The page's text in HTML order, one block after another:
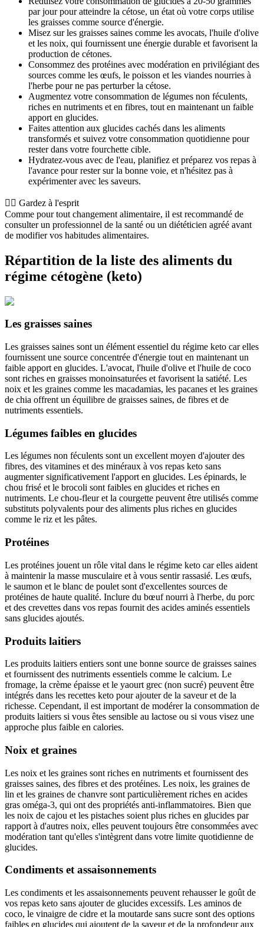
par jour pour atteindre la cétose, un état où votre corps utilise
les graisses comme source d'énergie.
Misez sur les graisses saines comme les avocats, l'huile d'olive
et les noix, qui fournissent une énergie durable et favorisent la
production de cétones.
Consommez des protéines avec modération en privilégiant des
sources comme les œufs, le poisson et les viandes nourries à
l'herbe pour ne pas perturber la cétose.
Augmentez votre consommation de légumes non féculents,
riches en nutriments et en fibres, tout en maintenant un faible
apport en glucides.
Faites attention aux glucides cachés dans les aliments
transformés et suivez votre consommation quotidienne pour
rester dans votre fourchette cible.
Hydratez-vous avec de l'eau, planifiez et préparez vos repas à
l'avance pour rester sur la bonne voie, et n'hésitez pas à
expérimenter avec les saveurs.
👨‍⚕️️ Gardez à l'esprit
Comme pour tout changement alimentaire, il est recommandé de
consulter un professionnel de la santé ou un diététicien agréé avant
de modifier vos habitudes alimentaires.
Répartition de la liste des aliments du
régime cétogène (keto)
Les graisses saines
Les graisses saines sont un élément essentiel du régime keto car elles
fournissent une source concentrée d'énergie tout en maintenant un
faible apport en glucides. L'avocat, l'huile d'olive et l'huile de coco
sont riches en graisses monoinsaturées et favorisent la satiété. Les
noix et les graines comme les macadamias, les pacanes et les graines
de chia offrent un équilibre de graisses saines, de fibres et de
nutriments essentiels.
Légumes faibles en glucides
Les légumes non féculents sont un excellent moyen d'ajouter des
fibres, des vitamines et des minéraux à vos repas keto sans
augmenter significativement l'apport en glucides. Les épinards, le
chou frisé et le brocoli sont faibles en glucides et riches en
nutriments. Le chou-fleur et la courgette peuvent être utilisés comme
substituts polyvalents pour des aliments plus riches en glucides
comme le riz et les pâtes.
Protéines
Les protéines jouent un rôle vital dans le régime keto car elles aident
à maintenir la masse musculaire et à vous sentir rassasié. Les œufs,
le saumon et le blanc de poulet sont d'excellentes sources de
protéines de haute qualité. Inclure du bœuf nourri à l'herbe, du porc
et des crevettes dans vos repas fournit des acides aminés essentiels
sans glucides ajoutés.
Produits laitiers
Les produits laitiers entiers sont une bonne source de graisses saines
et fournissent des nutriments essentiels comme le calcium. Le
fromage, la crème épaisse et le yaourt grec (non sucré) peuvent être
intégrés dans les recettes keto pour ajouter de la saveur et de la
richesse. Cependant, il est important de modérer la consommation de
produits laitiers si vous êtes sensible au lactose ou si vous visez une
approche plus faible en calories.
Noix et graines
Les noix et les graines sont riches en nutriments et fournissent des
graisses saines, des fibres et des protéines. Les noix, les graines de
lin et les graines de chanvre sont particulièrement riches en acides
gras oméga-3, qui ont des propriétés anti-inflammatoires. Bien que
les noix de cajou et les pistaches soient plus riches en glucides par
rapport à d'autres noix, elles peuvent toujours être consommées avec
modération tant qu'elles s'intègrent dans votre limite quotidienne de
glucides.
Condiments et assaisonnements
Les condiments et les assaisonnements peuvent rehausser le goût de
vos repas keto sans ajouter de glucides excessifs. Les aminos de
coco, le vinaigre de cidre et la moutarde sans sucre sont des options
faibles en glucides qui ajoutent de la saveur et de la profondeur aux